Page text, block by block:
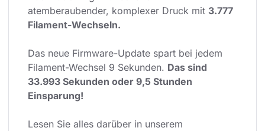
atemberaubender, komplexer Druck mit 3.777
Filament-Wechseln.
Das neue Firmware-Update spart bei jedem
Filament-Wechsel 9 Sekunden. Das sind
33.993 Sekunden oder 9,5 Stunden
Einsparung!
Lesen Sie alles darüber in unserem